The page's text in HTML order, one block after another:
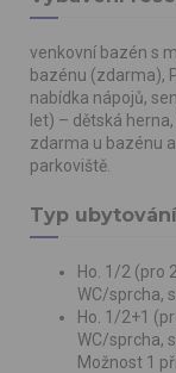
venkovní bazén s
bazénu (zdarma),
nabídka nápojů,
let) – dětská
zdarma u bazénu
parkoviště.
Typ ubytování
Ho. 1/2 (pro
WC/sprcha,
Ho. 1/2+1
WC/sprcha,
Možnost 1